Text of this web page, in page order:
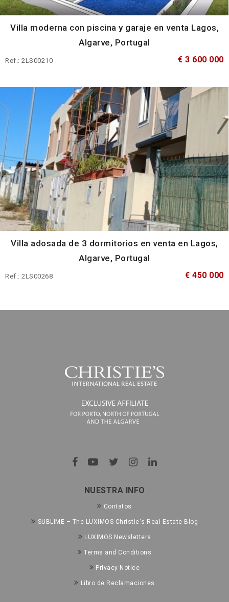
Villa moderna con piscina y garaje en venta Lagos,
Algarve, Portugal
Ref.: 2LS00210 € 3 600 000
Villa adosada de 3 dormitorios en venta en Lagos,
Algarve, Portugal
Ref.: 2LS00268 € 450 000
NUESTRA INFO
Contatos
SUBLIME – The LUXIMOS Christie's Real Estate Blog
LUXIMOS Newsletters
Terms and Conditions
Privacy Notice
Libro de Reclamaciones